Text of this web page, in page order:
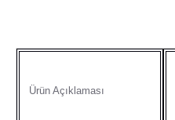
Ürün Açıklaması